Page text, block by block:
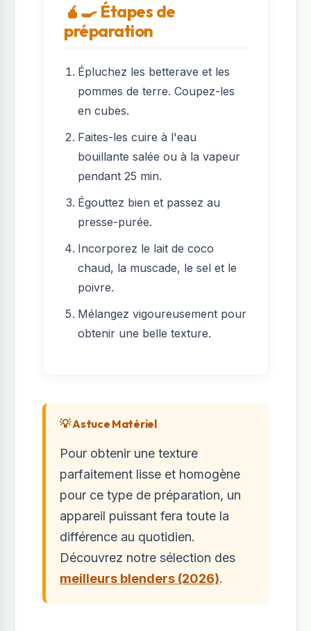
🧉‍🍳 Étapes de
préparation
Épluchez les betterave et les
pommes de terre. Coupez-les
en cubes.
Faites-les cuire à l'eau
bouillante salée ou à la vapeur
pendant 25 min.
Égouttez bien et passez au
presse-purée.
Incorporez le lait de coco
chaud, la muscade, le sel et le
poivre.
Mélangez vigoureusement pour
obtenir une belle texture.
💡 Astuce Matériel
Pour obtenir une texture
parfaitement lisse et homogène
pour ce type de préparation, un
appareil puissant fera toute la
différence au quotidien.
Découvrez notre sélection des
meilleurs blenders (2026).